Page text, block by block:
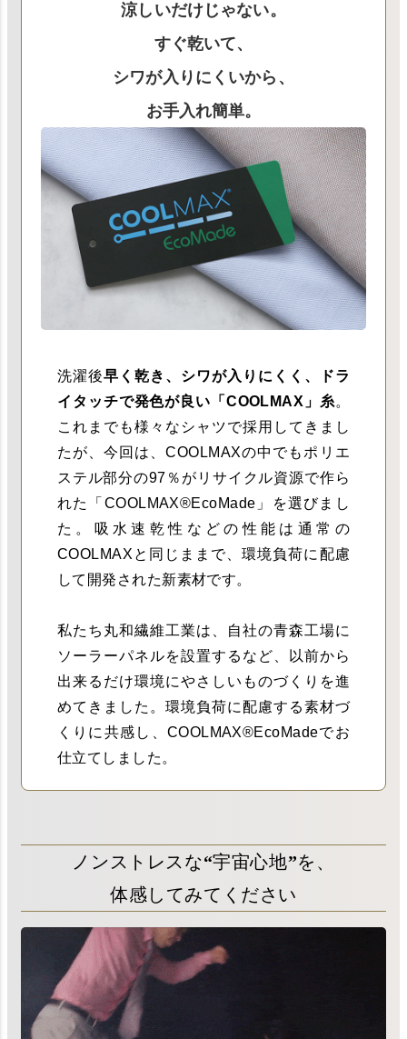
涼しいだけじゃない。
すぐ乾いて、
シワが入りにくいから、
お手入れ簡単。
洗濯後早く乾き、シワが入りにくく、ドラ
イタッチで発色が良い「COOLMAX」糸。
これまでも様々なシャツで採用してきまし
たが、今回は、COOLMAXの中でもポリエ
ステル部分の97％がリサイクル資源で作ら
れた「COOLMAX®EcoMade」を選びまし
た。吸水速乾性などの性能は通常の
COOLMAXと同じままで、環境負荷に配慮
して開発された新素材です。
私たち丸和繊維工業は、自社の青森工場に
ソーラーパネルを設置するなど、以前から
出来るだけ環境にやさしいものづくりを進
めてきました。環境負荷に配慮する素材づ
くりに共感し、COOLMAX®EcoMadeでお
仕立てしました。
ノンストレスな“宇宙心地”を、
体感してみてください